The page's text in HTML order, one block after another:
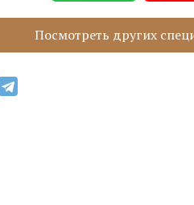
Посмотреть других